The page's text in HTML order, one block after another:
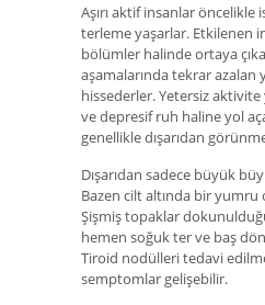
Aşırı aktif insanlar öncelikle
terleme yaşarlar. Etkilenen
bölümler halinde ortaya
aşamalarında tekrar azalan
hissederler. Yetersiz aktivite
ve depresif ruh haline yol
genellikle dışarıdan
Dışarıdan sadece büyük
Bazen cilt altında bir
Şişmiş topaklar
hemen soğuk ter ve baş
Tiroid nodülleri tedavi
semptomlar gelişebilir.